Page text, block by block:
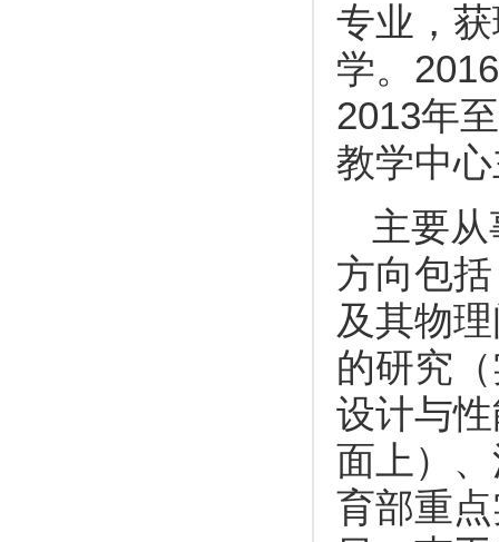
专业，
学。
2013年
教学中
主要
方向包
及其物
的研究
设计与
面上）
育部重